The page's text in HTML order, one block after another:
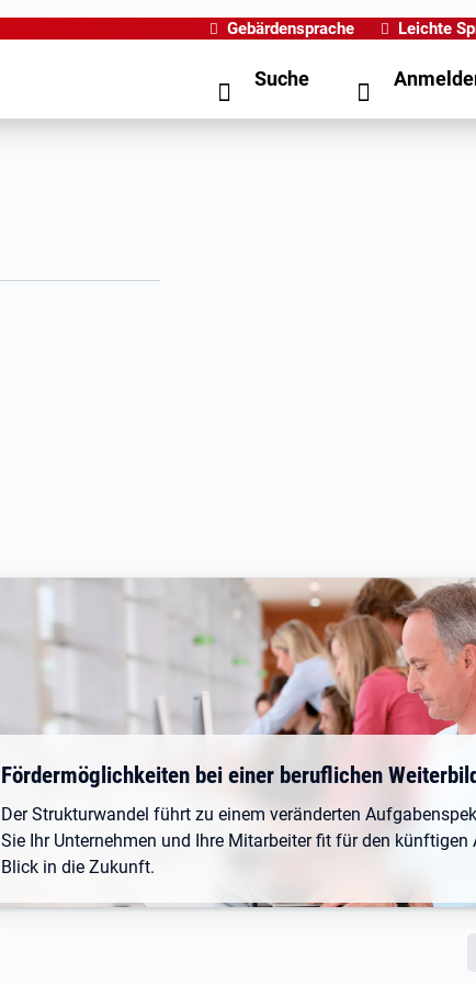
Gebärdensprache Leichte
Suche
Fördermöglichkeiten bei einer beruflichen
Der Strukturwandel führt zu einem veränderten
Sie Ihr Unternehmen und Ihre Mitarbeiter fit für den künftigen
Blick in die Zukunft.